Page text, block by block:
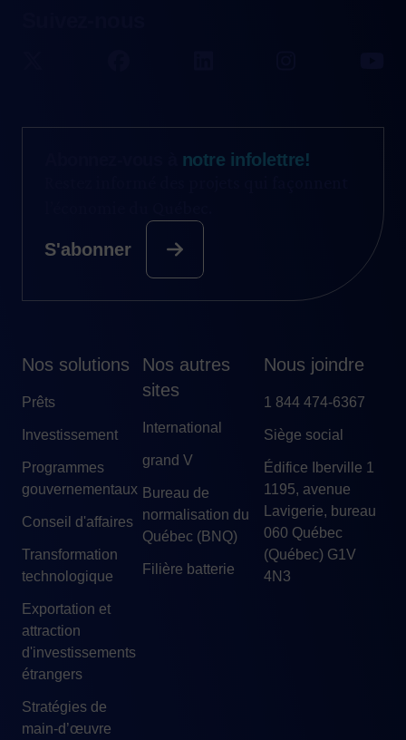
Nos solutions
Prêts
Investissement
Programmes
gouvernementaux
Conseil d'affaires
Transformation
technologique
Exportation et
attraction
d'investissements
étrangers
Stratégies de
main-d’œuvre
Nos autres
sites
International
grand V
Bureau de
normalisation du
Québec (BNQ)
Filière batterie
Nous joindre
1 844 474-6367
Siège social
Édifice Iberville 1
1195, avenue
Lavigerie, bureau
060 Québec
(Québec) G1V
4N3
notre infolettre!
S'abonner